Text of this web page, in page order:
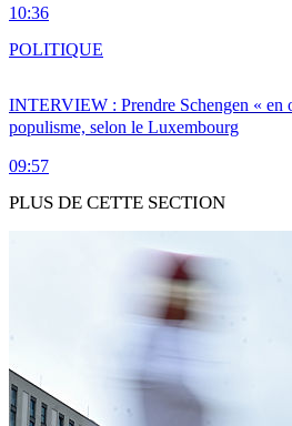
10:36
INTERVIEW : Prendre Schengen « en
populisme, selon le Luxembourg
09:57
POLITIQUE
PLUS DE CETTE SECTION